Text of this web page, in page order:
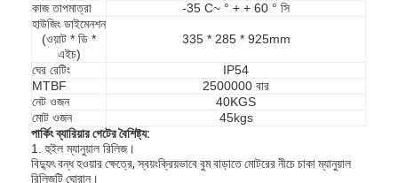
কাজ তাপমাত্রা
-35 C~ ° + + 60 ° সি
হাউজিং ডাইমেনশন
(ওয়াট * ডি *
এইচ)
335 * 285 * 925mm
ঘের রেটিং
IP54
MTBF
2500000 বার
নেট ওজন
40KGS
মোট ওজন
45kgs
পার্কিং ব্যারিয়ার গেটের বৈশিষ্ট্য:
1. হুইল ম্যানুয়াল রিলিজ।
বিদ্যুৎ বন্ধ হওয়ার ক্ষেত্রে, স্বয়ংক্রিয়ভাবে বুম বাড়াতে মোটরের নীচে চাকা ম্যানুয়াল
রিলিজটি ঘোরান।